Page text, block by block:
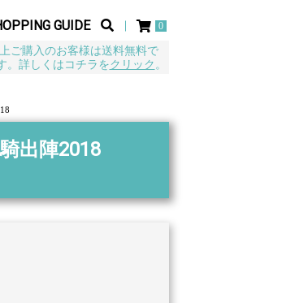
GUIDE 0
ご購入のお客様は送料無料で
。詳しくはコチラをクリック 。
出陣2018